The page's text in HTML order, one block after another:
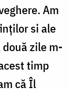
Am
si ale
zile m-
timp
că Îl